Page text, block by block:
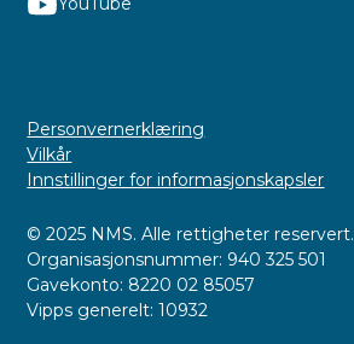
© 2025 NMS. Alle rettigheter reservert.
Organisasjonsnummer: 940 325 501
Gavekonto: 8220 02 85057
Vipps generelt: 10932
Personvernerklæring
Vilkår
Innstillinger for informasjonskapsler